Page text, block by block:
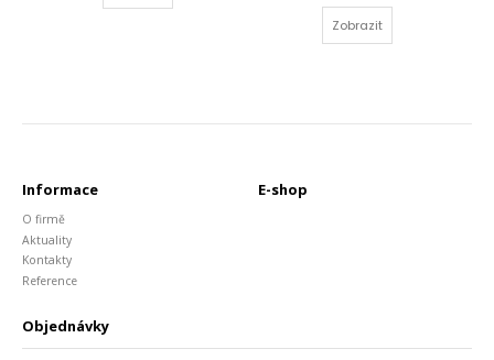
Zobrazit
Informace
O firmě
Aktuality
Kontakty
Reference
E-shop
Objednávky